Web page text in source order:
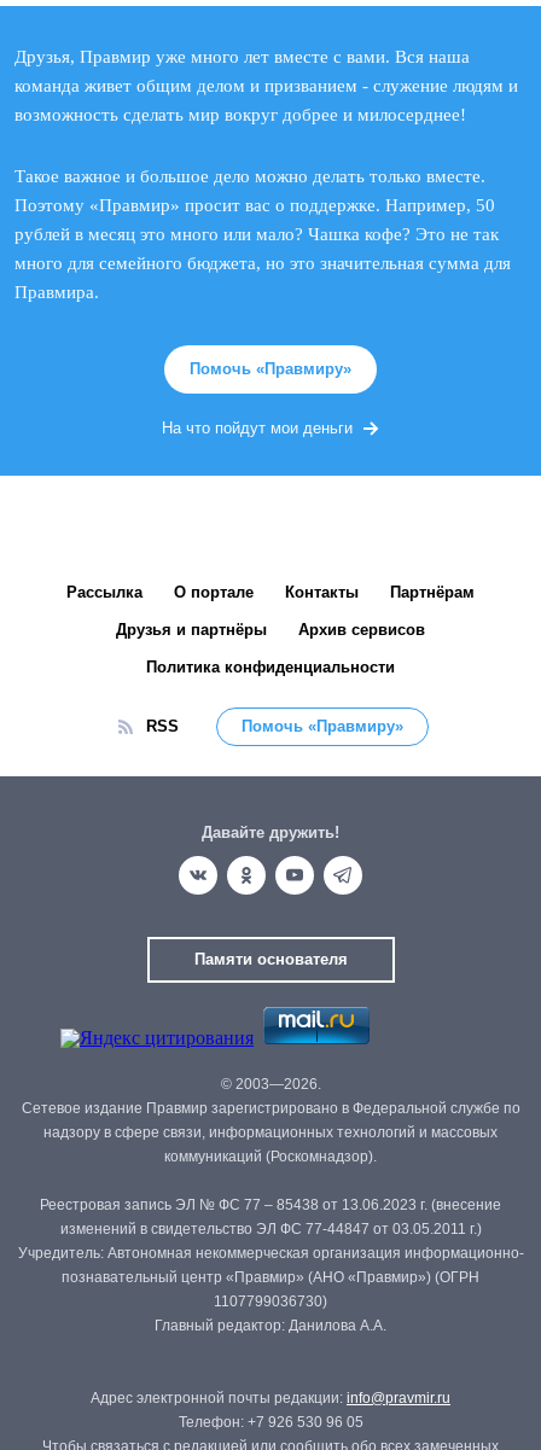
Друзья, Правмир уже много лет вместе с вами. Вся наша
команда живет общим делом и призванием - служение людям и
возможность сделать мир вокруг добрее и милосерднее!
Такое важное и большое дело можно делать только вместе.
Поэтому «Правмир» просит вас о поддержке. Например, 50
рублей в месяц это много или мало? Чашка кофе? Это не так
много для семейного бюджета, но это значительная сумма для
Правмира.
Помочь «Правмиру»
На что пойдут мои деньги
Рассылка О портале Контакты Партнёрам
Друзья и партнёры Архив сервисов
Политика конфиденциальности
RSS Помочь «Правмиру»
Давайте дружить!
Памяти основателя
© 2003—2026.
Сетевое издание Правмир зарегистрировано в Федеральной службе по
надзору в сфере связи, информационных технологий и массовых
коммуникаций (Роскомнадзор).
Реестровая запись ЭЛ № ФС 77 – 85438 от 13.06.2023 г. (внесение
изменений в свидетельство ЭЛ ФС 77-44847 от 03.05.2011 г.)
Учредитель: Автономная некоммерческая организация информационно-
познавательный центр «Правмир» (АНО «Правмир») (ОГРН
1107799036730)
Главный редактор: Данилова А.А.
Адрес электронной почты редакции: info@pravmir.ru
Телефон: +7 926 530 96 05
Чтобы связаться с редакцией или сообщить обо всех замеченных